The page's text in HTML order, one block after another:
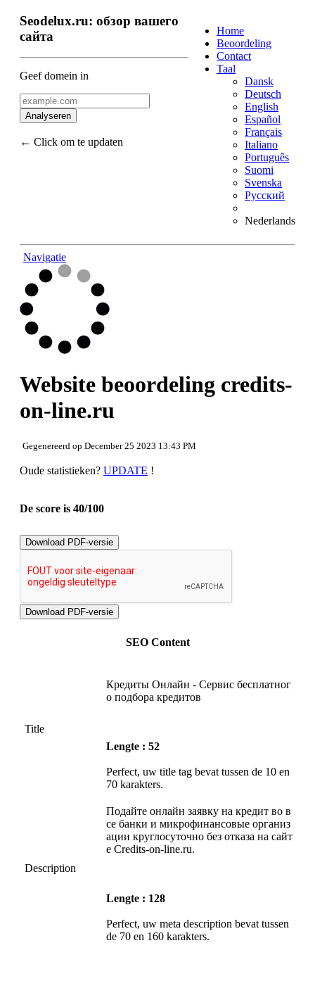
Home
Beoordeling
Contact
Taal
Dansk
Deutsch
English
Español
Français
Italiano
Português
Suomi
Svenska
Русский
Nederlands
Seodelux.ru: обзор вашего
сайта
Geef domein in
Analyseren
← Click om te updaten
Navigatie
Terug naar boven
Content
Links
Keywords
Bruikbaarheid
Document
Mobile
Website beoordeling credits-
on-line.ru
Gegenereerd op December 25 2023 13:43 PM
Oude statistieken? UPDATE !
De score is 40/100
Download PDF-versie
SEO Content
Title
Кредиты Онлайн - Сервис бесплатног
о подбора кредитов
Lengte : 52
Perfect, uw title tag bevat tussen de 10 en
70 karakters.
Description
Подайте онлайн заявку на кредит во в
се банки и микрофинансовые организ
ации круглосуточно без отказа на сайт
е Credits-on-line.ru.
Lengte : 128
Perfect, uw meta description bevat tussen
de 70 en 160 karakters.